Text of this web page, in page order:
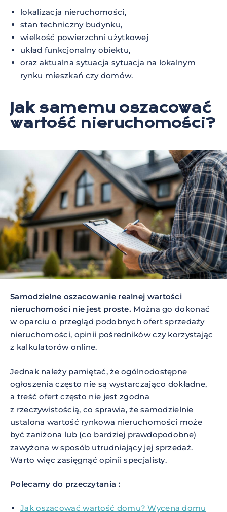
lokalizacja nieruchomości,
stan techniczny budynku,
wielkość powierzchni użytkowej
układ funkcjonalny obiektu,
oraz aktualna sytuacja sytuacja na lokalnym
rynku mieszkań czy domów.
Jak samemu oszacować
wartość nieruchomości?
Samodzielne oszacowanie realnej wartości
nieruchomości nie jest proste. Można go dokonać
w oparciu o przegląd podobnych ofert sprzedaży
nieruchomości, opinii pośredników czy korzystając
z kalkulatorów online.
Jednak należy pamiętać, że ogólnodostępne
ogłoszenia często nie są wystarczająco dokładne,
a treść ofert często nie jest zgodna
z rzeczywistością, co sprawia, że samodzielnie
ustalona wartość rynkowa nieruchomości może
być zaniżona lub (co bardziej prawdopodobne)
zawyżona w sposób utrudniający jej sprzedaż.
Warto więc zasięgnąć opinii specjalisty.
Polecamy do przeczytania :
Jak oszacować wartość domu? Wycena domu